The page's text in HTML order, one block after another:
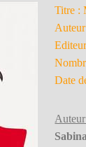
Titre :
Date